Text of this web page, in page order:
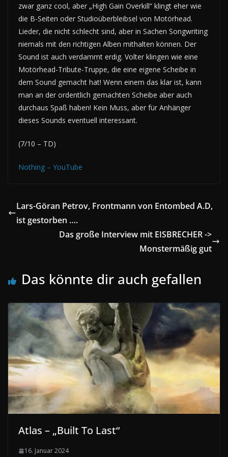
zwar ganz cool, aber „High Gain Overkill“ klingt eher wie
die B-Seiten oder Studioüberbleibsel von Motörhead.
Lieder, die nicht schlecht sind, aber in Sachen Songwriting
niemals mit den richtigen Alben mithalten können. Der
Sound ist auch verdammt erdig. Volter klingen wie eine
Motörhead-Tribute-Truppe, die eine eigene Scheibe in
dem Sound gemacht hat! Wenn einem das klar ist, kann
man an der ordentlich gemachten Scheibe aber auch
durchaus Spaß haben! Kein Muss, aber für Anhänger
dieses Sounds eventuell interessant.
(7/10 – TD)
Nothing – YouTube
Lars-Göran Petrov, Frontmann von Entombed A.D,
ist gestorben ….
Das große Interview mit EISBRECHER ->
Monstermäßig gut
Das könnte dir auch gefallen
Atlas – „Built To Last“
16. Januar 2024